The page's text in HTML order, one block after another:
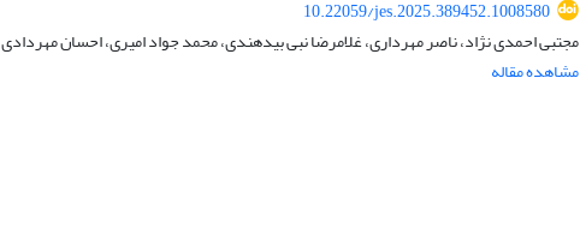
10.22059/jes.2025.389452.1008580
مجتبی احمدی نژاد، ناصر مهرداری، غلامرضا نبی بیدهندی، محمد جواد امیری، احسان مهردادی
مشاهده مقاله